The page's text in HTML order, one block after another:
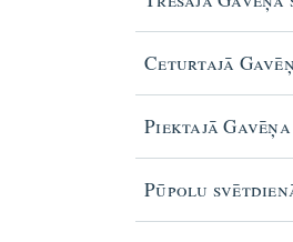
Ceturtajā
Piektajā
Pūpolu